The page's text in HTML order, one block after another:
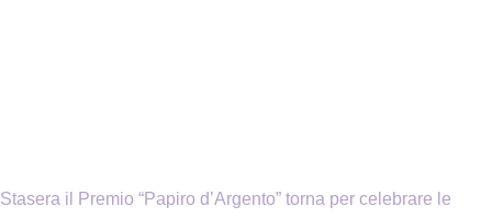
Stasera il Premio “Papiro d’Argento” torna per celebrare le